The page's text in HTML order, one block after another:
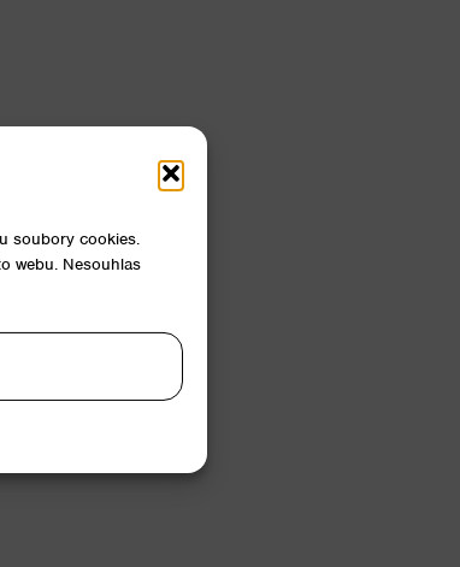
soubory cookies.
webu. Nesouhlas